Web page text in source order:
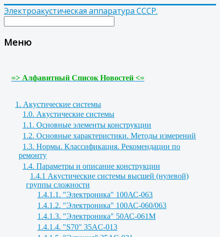
Электроакустическая аппаратура СССР.
Меню
=> Алфавитный Список Новостей <=
1. Акустические системы
1.0. Акустические системы
1.1. Основные элементы конструкции
1.2. Основные характеристики. Методы измерений
1.3. Нормы. Классификация. Рекомендации по
ремонту
1.4. Параметры и описание конструкции
1.4.1 Акустические системы высшей (нулевой)
группы сложности
1.4.1.1. "Электроника" 100АС-063
1.4.1.2. "Электроника" 100АС-060/063
1.4.1.3. "Электроника" 50АС-061М
1.4.1.4. "S70" 35AC-013